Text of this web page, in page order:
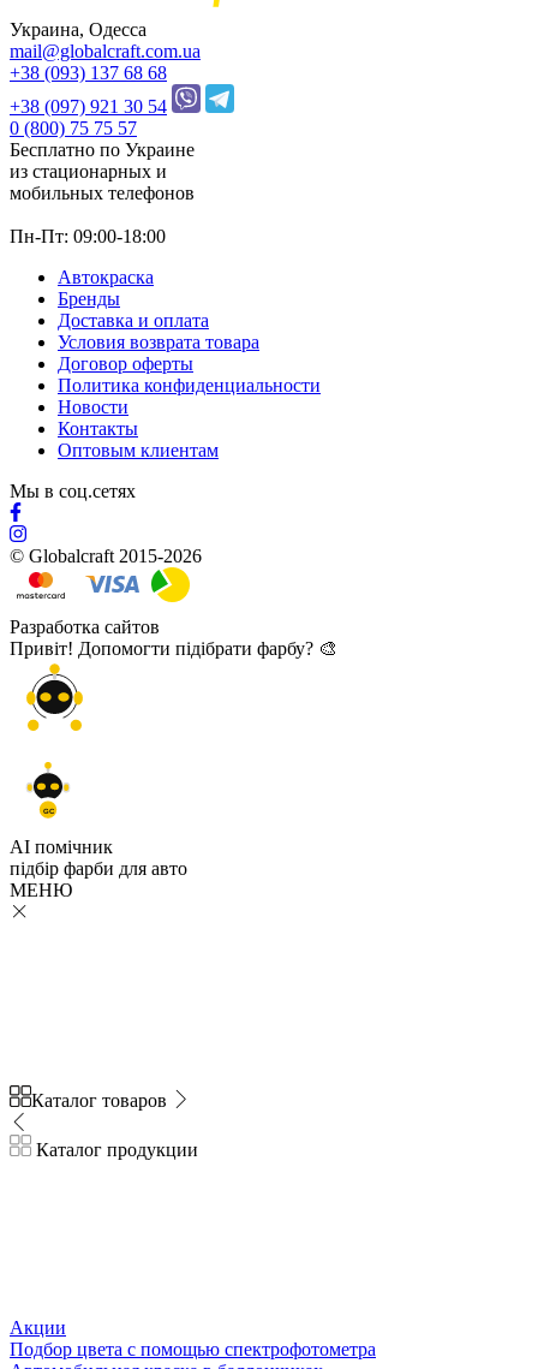
Украина, Одесса
mail@globalcraft.com.ua
+38 (093) 137 68 68
+38 (097) 921 30 54
0 (800) 75 75 57
Бесплатно по Украине
из стационарных и
мобильных телефонов
Пн-Пт: 09:00-18:00
Автокраска
Бренды
Доставка и оплата
Условия возврата товара
Договор оферты
Политика конфиденциальности
Новости
Контакты
Оптовым клиентам
Мы в соц.сетях
© Globalcraft 2015-2026
Разработка сайтов
Привіт! Допомогти підібрати фарбу? 🎨
GC
AI помічник
підбір фарби для авто
МЕНЮ
Каталог товаров
Каталог продукции
Акции
Подбор цвета с помощью спектрофотометра